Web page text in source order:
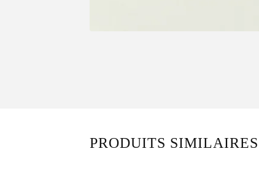
PRODUITS SIMILAIRES